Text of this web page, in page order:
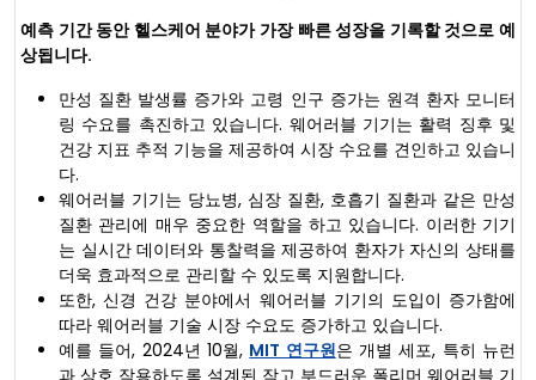
예측 기간 동안 헬스케어 분야가 가장 빠른 성장을 기록할 것으로 예
상됩니다.
만성 질환 발생률 증가와 고령 인구 증가는 원격 환자 모니터
링 수요를 촉진하고 있습니다. 웨어러블 기기는 활력 징후 및
건강 지표 추적 기능을 제공하여 시장 수요를 견인하고 있습니
다.
웨어러블 기기는 당뇨병, 심장 질환, 호흡기 질환과 같은 만성
질환 관리에 매우 중요한 역할을 하고 있습니다. 이러한 기기
는 실시간 데이터와 통찰력을 제공하여 환자가 자신의 상태를
더욱 효과적으로 관리할 수 있도록 지원합니다.
또한, 신경 건강 분야에서 웨어러블 기기의 도입이 증가함에
따라 웨어러블 기술 시장 수요도 증가하고 있습니다.
예를 들어, 2024년 10월, MIT 연구원은 개별 세포, 특히 뉴런